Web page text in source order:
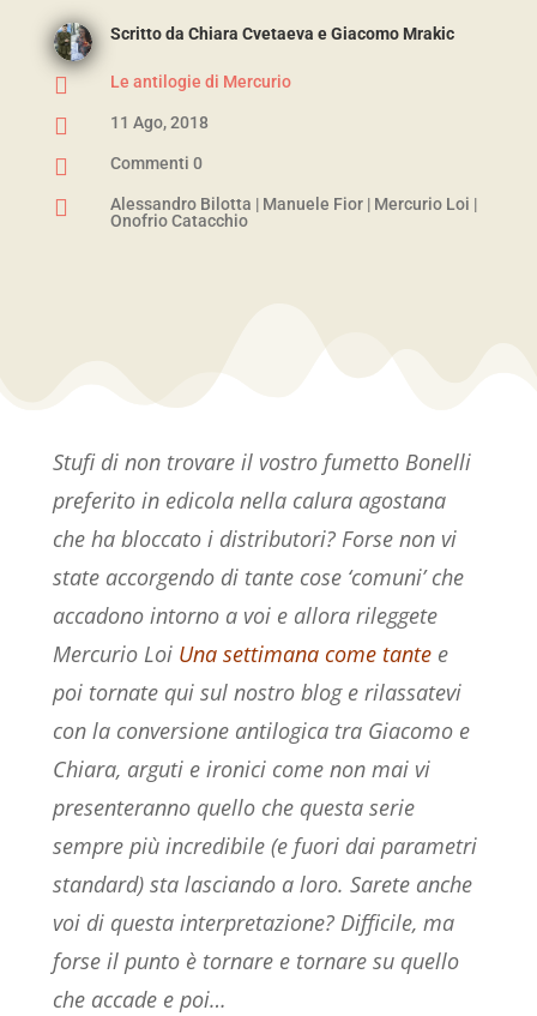
Scritto da Chiara Cvetaeva e Giacomo Mrakic
 Le antilogie di Mercurio
 11 Ago, 2018
 Commenti 0
 Alessandro Bilotta | Manuele Fior| Mercurio Loi |
Onofrio Catacchio
Stufi di non trovare il vostro fumetto Bonelli
preferito in edicola nella calura agostana
che ha bloccato i distributori? Forse non vi
state accorgendo di tante cose ‘comuni’ che
accadono intorno a voi e allora rileggete
Mercurio Loi Una settimana come tantee
poi tornate qui sul nostro blog e rilassatevi
con la conversione antilogica tra Giacomo e
Chiara, arguti e ironici come non mai vi
presenteranno quello che questa serie
sempre più incredibile (e fuori dai parametri
standard) sta lasciando a loro. Sarete anche
voi di questa interpretazione? Difficile, ma
forse il punto è tornare e tornare su quello
che accade e poi…